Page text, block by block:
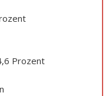
Prozent